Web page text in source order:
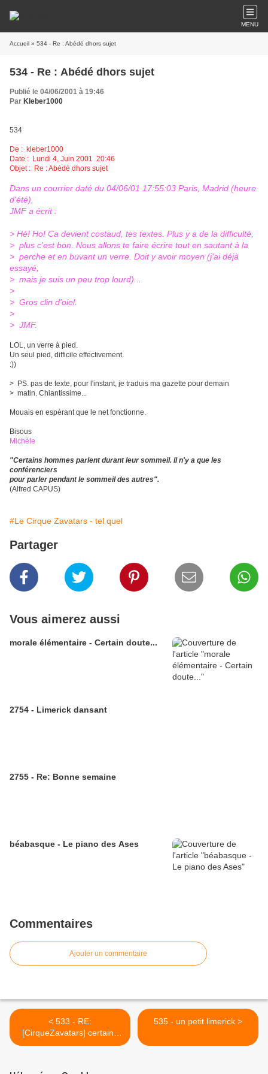
MENU
Accueil » 534 - Re : Abédé dhors sujet
534 - Re : Abédé dhors sujet
Publié le 04/06/2001 à 19:46
Par Kleber1000
534
De : kleber1000
Date : Lundi 4, Juin 2001 20:46
Objet : Re : Abédé dhors sujet
Dans un courrier daté du 04/06/01 17:55:03 Paris, Madrid (heure
d'été),
JMF a écrit :
> Hé! Ho! Ca devient costaud, tes textes. Plus y a de la difficulté,
> plus c'est bon. Nous allons te faire écrire tout en sautant à la
> perche et en buvant un verre. Doit y avoir moyen (j'ai déjà
essayé,
> mais je suis un peu trop lourd)...
>
> Gros clin d'oiel.
>
> JMF.
LOL, un verre à pied.
Un seul pied, difficile effectivement.
:))
> PS. pas de texte, pour l'instant, je traduis ma gazette pour demain
> matin. Chiantissime...
Mouais en espérant que le net fonctionne.
Bisous
Michèle
"Certains hommes parlent durant leur sommeil. Il n'y a que les
conférenciers
pour parler pendant le sommeil des autres".
(Alfred CAPUS)
#Le Cirque Zavatars - tel quel
Partager
Vous aimerez aussi
morale élémentaire - Certain doute...
2754 - Limerick dansant
2755 - Re: Bonne semaine
béabasque - Le piano des Ases
Commentaires
Ajouter un commentaire
< 533 - RE:
[CirqueZavatars] certains
illogismes
535 - un petit limerick >